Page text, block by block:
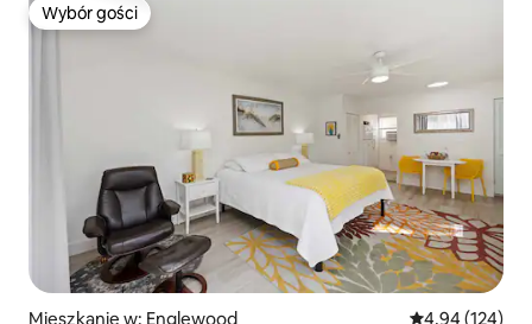
Wybór gości
Wybór gości
Mieszkanie w: Englewood Średnia
4,94 (124)